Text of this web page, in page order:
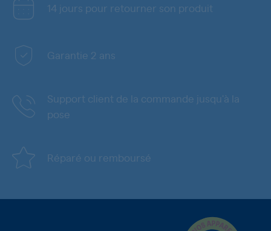
14 jours pour retourner son produit
Garantie 2 ans
Support client de la commande jusqu'à la
pose
Réparé ou remboursé